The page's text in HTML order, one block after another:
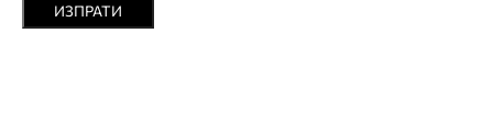
ИЗПРАТИ